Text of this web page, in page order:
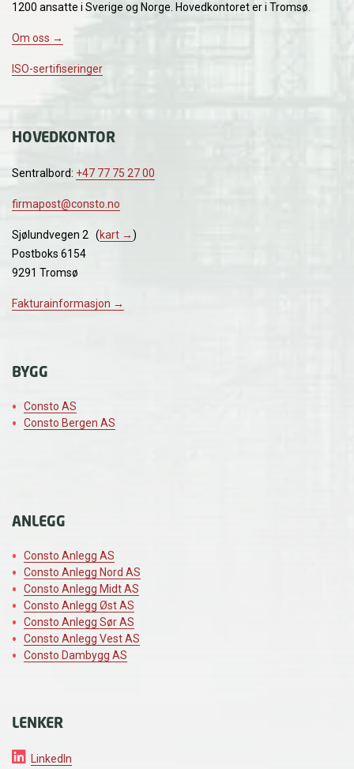
1200 ansatte i Sverige og Norge. Hovedkontoret er i Tromsø.
Om oss →
ISO-sertifiseringer
HOVEDKONTOR
Sentralbord: +47 77 75 27 00
firmapost@consto.no
Sjølundvegen 2 (kart →)
Postboks 6154
9291 Tromsø
Fakturainformasjon →
BYGG
Consto AS
Consto Bergen AS
ANLEGG
Consto Anlegg AS
Consto Anlegg Nord AS
Consto Anlegg Midt AS
Consto Anlegg Øst AS
Consto Anlegg Sør AS
Consto Anlegg Vest AS
Consto Dambygg AS
LENKER
LinkedIn